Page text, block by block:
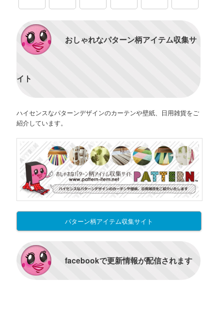
おしゃれなパターン柄アイテム収集サ
イト
ハイセンスなパターンデザインのカーテンや壁紙、日用雑貨をご
紹介しています。
パターン柄アイテム収集サイト
facebookで更新情報が配信されます